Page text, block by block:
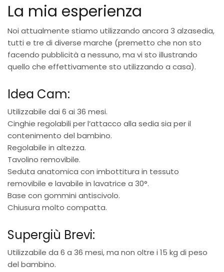
La mia esperienza
Noi attualmente stiamo utilizzando ancora 3 alzasedia,
tutti e tre di diverse marche (premetto che non sto
facendo pubblicità a nessuno, ma vi sto illustrando
quello che effettivamente sto utilizzando a casa).
Idea Cam:
Utilizzabile dai 6 ai 36 mesi.
Cinghie regolabili per l’attacco alla sedia sia per il
contenimento del bambino.
Regolabile in altezza.
Tavolino removibile.
Seduta anatomica con imbottitura in tessuto
removibile e lavabile in lavatrice a 30°.
Base con gommini antiscivolo.
Chiusura molto compatta.
Supergiù Brevi:
Utilizzabile da 6 a 36 mesi, ma non oltre i 15 kg di peso
del bambino.